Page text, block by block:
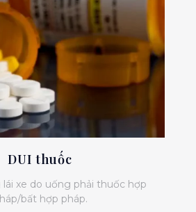
DUI thuốc
lái xe do uống phải thuốc hợp
bất hợp pháp.